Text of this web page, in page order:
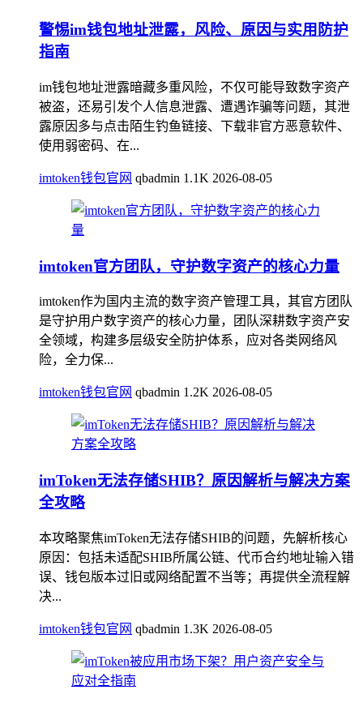
警惕im钱包地址泄露，风险、原因与实用防护
指南
im钱包地址泄露暗藏多重风险，不仅可能导致数字资产
被盗，还易引发个人信息泄露、遭遇诈骗等问题，其泄
露原因多与点击陌生钓鱼链接、下载非官方恶意软件、
使用弱密码、在...
imtoken钱包官网 qbadmin 1.1K 2026-08-05
imtoken官方团队，守护数字资产的核心力量
imtoken作为国内主流的数字资产管理工具，其官方团队
是守护用户数字资产的核心力量，团队深耕数字资产安
全领域，构建多层级安全防护体系，应对各类网络风
险，全力保...
imtoken钱包官网 qbadmin 1.2K 2026-08-05
imToken无法存储SHIB？原因解析与解决方案
全攻略
本攻略聚焦imToken无法存储SHIB的问题，先解析核心
原因：包括未适配SHIB所属公链、代币合约地址输入错
误、钱包版本过旧或网络配置不当等；再提供全流程解
决...
imtoken钱包官网 qbadmin 1.3K 2026-08-05